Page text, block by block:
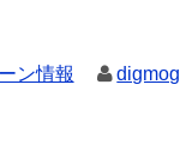
ン情報 digmog